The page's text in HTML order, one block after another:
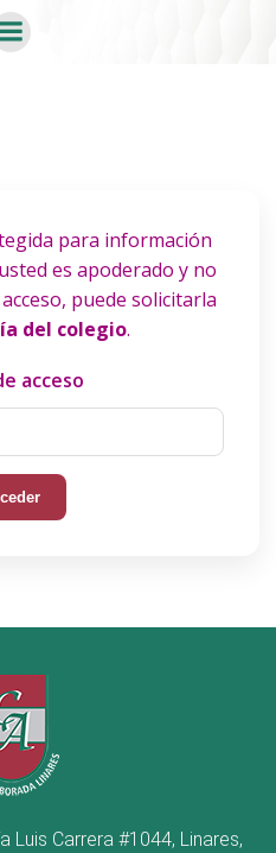
Saltar
al
para información
es apoderado y no
puede solicitarla
del colegio.
acceso
Luis Carrera #1044, Linares,